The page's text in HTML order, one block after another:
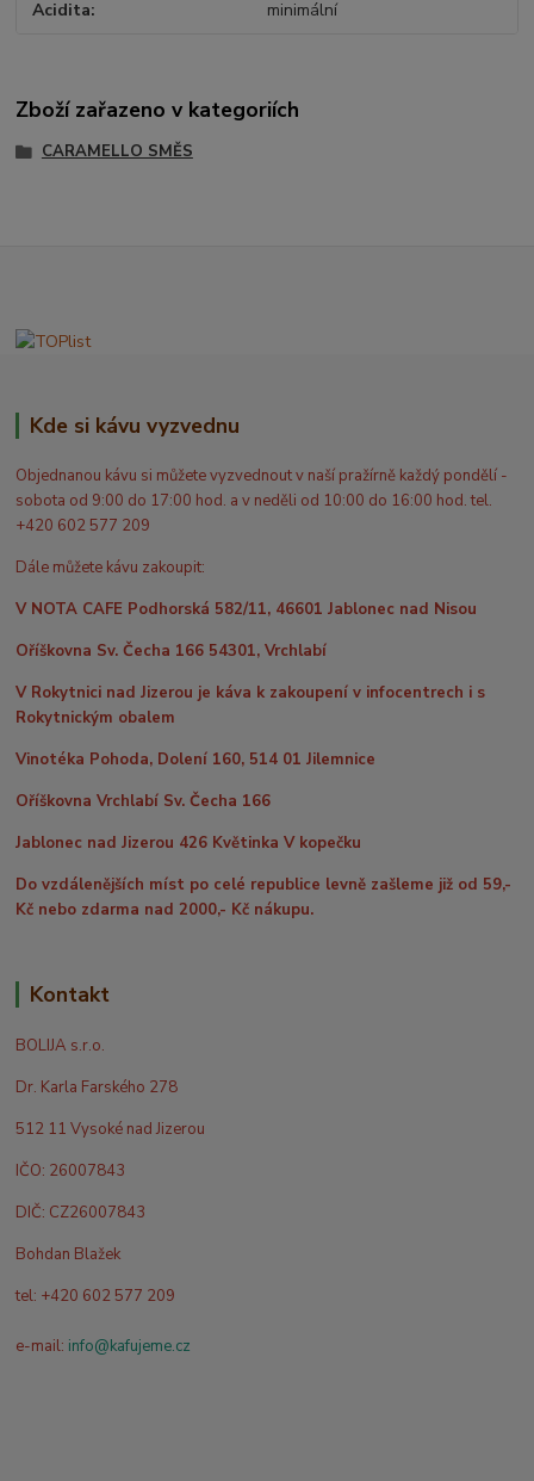
Acidita minimální
Zboží zařazeno v kategoriích
CARAMELLO SMĚS
Kde si kávu vyzvednu
Objednanou kávu si můžete vyzvednout v naší pražírně každý pondělí -
sobota od 9:00 do 17:00 hod. a v neděli od 10:00 do 16:00 hod. tel.
+420 602 577 209
Dále můžete kávu zakoupit:
V NOTA CAFE Podhorská 582/11, 46601 Jablonec nad Nisou
Oříškovna Sv. Čecha 166 54301, Vrchlabí
V Rokytnici nad Jizerou je káva k zakoupení v infocentrech i s
Rokytnickým obalem
Vinotéka Pohoda, Dolení 160, 514 01 Jilemnice
Oříškovna Vrchlabí Sv. Čecha 166
Jablonec nad Jizerou 426 Květinka V kopečku
Do vzdálenějších míst po celé republice levně zašleme již od 59,-
Kč nebo zdarma nad 2000,- Kč nákupu.
Kontakt
BOLIJA s.r.o.
Dr. Karla Farského 278
512 11 Vysoké nad Jizerou
IČO: 26007843
DIČ: CZ26007843
Bohdan Blažek
tel: +420 602 577 209
e-mail: info@kafujeme.cz